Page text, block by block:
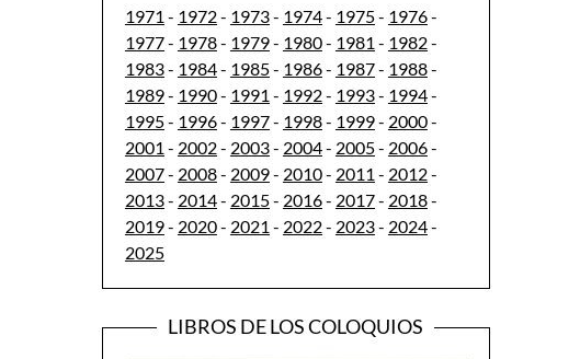
1971 - 1972- 1973- 1974- 1975- 1976-
1977- 1978- 1979- 1980- 1981 - 1982-
1983- 1984- 1985- 1986- 1987- 1988-
1989- 1990- 1991 - 1992- 1993- 1994-
1995- 1996- 1997- 1998- 1999- 2000-
2001 - 2002- 2003- 2004- 2005- 2006-
2007- 2008- 2009- 2010- 2011 - 2012-
2013- 2014- 2015- 2016- 2017- 2018-
2019- 2020- 2021 - 2022- 2023- 2024-
2025
LIBROS DE LOS COLOQUIOS